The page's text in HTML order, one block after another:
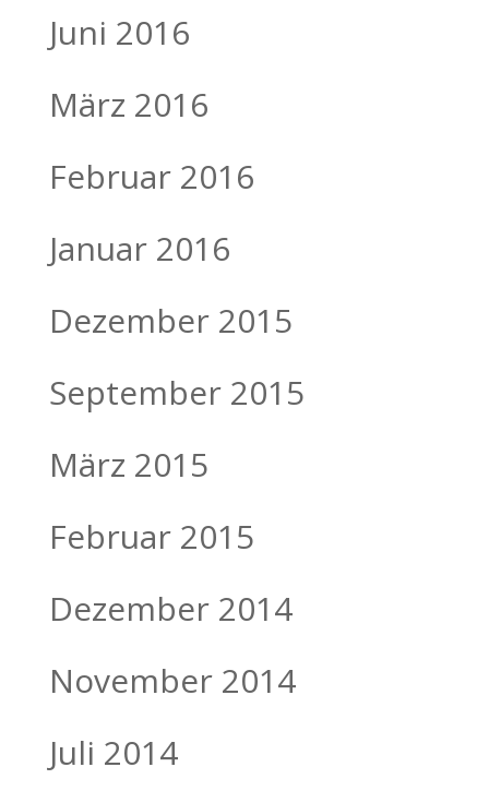
Juni 2016
März 2016
Februar 2016
Januar 2016
Dezember 2015
September 2015
März 2015
Februar 2015
Dezember 2014
November 2014
Juli 2014